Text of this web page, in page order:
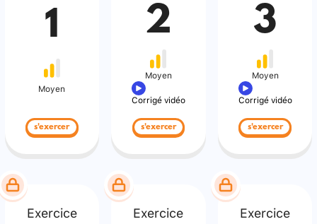
1
Moyen
s'exercer
2
Moyen
Corrigé vidéo
s'exercer
3
Moyen
Corrigé vidéo
s'exercer
Exercice Exercice Exercice